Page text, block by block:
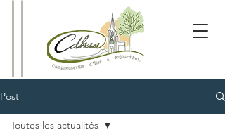
Post
Toutes les actualités